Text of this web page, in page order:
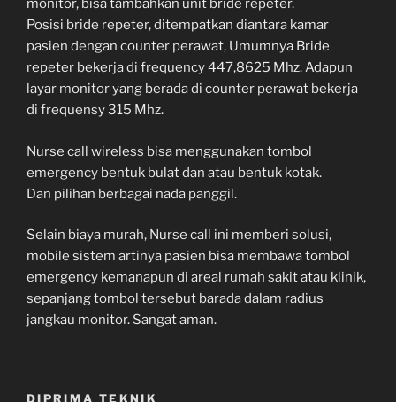
monitor, bisa tambahkan unit bride repeter.
Posisi bride repeter, ditempatkan diantara kamar
pasien dengan counter perawat, Umumnya Bride
repeter bekerja di frequency 447,8625 Mhz. Adapun
layar monitor yang berada di counter perawat bekerja
di frequensy 315 Mhz.
Nurse call wireless bisa menggunakan tombol
emergency bentuk bulat dan atau bentuk kotak.
Dan pilihan berbagai nada panggil.
Selain biaya murah, Nurse call ini memberi solusi,
mobile sistem artinya pasien bisa membawa tombol
emergency kemanapun di areal rumah sakit atau klinik,
sepanjang tombol tersebut barada dalam radius
jangkau monitor. Sangat aman.
DIPRIMA TEKNIK